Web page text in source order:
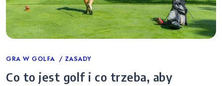
Categories
GRA W GOLFA ZASADY
Co to jest golf i co trzeba, aby